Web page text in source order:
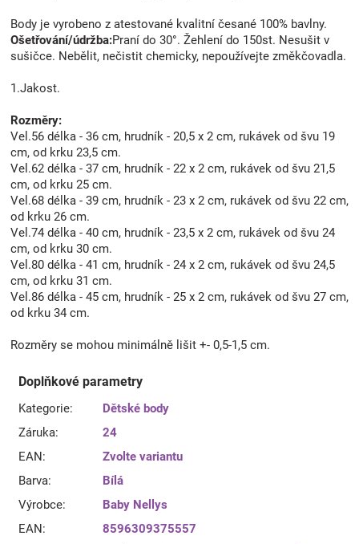
Body je vyrobeno z atestované kvalitní česané 100% bavlny.
Ošetřování/údržba:Praní do 30°. Žehlení do 150st. Nesušit v
sušičce. Nebělit, nečistit chemicky, nepoužívejte změkčovadla.
1.Jakost.
Rozměry:
Vel.56 délka - 36 cm, hrudník - 20,5 x 2 cm, rukávek od švu 19
cm, od krku 23,5 cm.
Vel.62 délka - 37 cm, hrudník - 22 x 2 cm, rukávek od švu 21,5
cm, od krku 25 cm.
Vel.68 délka - 39 cm, hrudník - 23 x 2 cm, rukávek od švu 22 cm,
od krku 26 cm.
Vel.74 délka - 40 cm, hrudník - 23,5 x 2 cm, rukávek od švu 24
cm, od krku 30 cm.
Vel.80 délka - 41 cm, hrudník - 24 x 2 cm, rukávek od švu 24,5
cm, od krku 31 cm.
Vel.86 délka - 45 cm, hrudník - 25 x 2 cm, rukávek od švu 27 cm,
od krku 34 cm.
Rozměry se mohou minimálně lišit +- 0,5-1,5 cm.
Doplňkové parametry
Kategorie:
Dětské body
Záruka:
24
EAN:
Zvolte variantu
Barva:
Bílá
Výrobce:
Baby Nellys
EAN: 8596309375557